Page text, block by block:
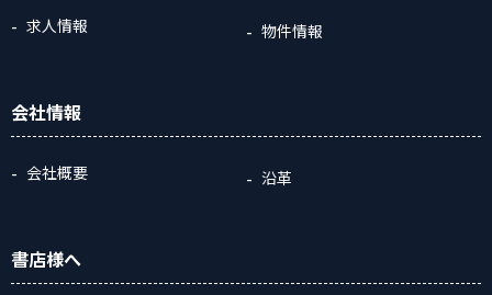
求人情報 物件情報
会社情報
会社概要 沿革
書店様へ